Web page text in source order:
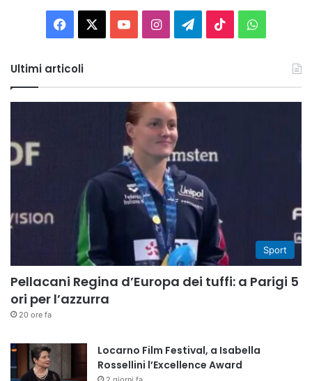
Facebook You InstagramTelegram
TikTok
Ultimi articoli
Sport
Pellacani Regina d’Europa dei tuffi: a Parigi 5
ori per l’azzurra
20 ore fa
Locarno Film Festival, a Isabella
Rossellini l’Excellence Award